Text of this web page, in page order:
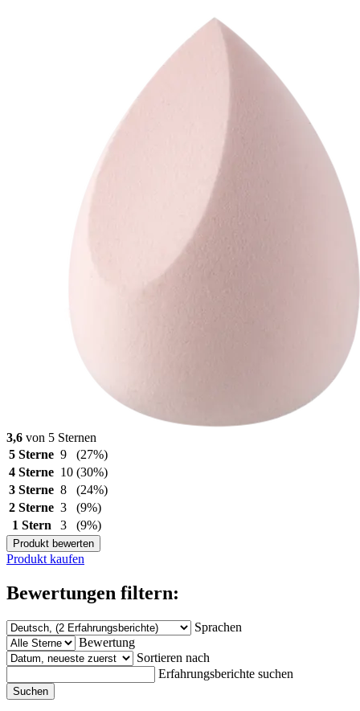
3,6 von 5 Sternen
5 Sterne 9
(27%)
4 Sterne 10 (30%)
3 Sterne 8
(24%)
2 Sterne 3
(9%)
1 Stern
3 (9%)
Produkt bewerten
Produkt kaufen
Bewertungen filtern:
Sprachen
Bewertung
Sortieren nach
Erfahrungsberichte suchen
Suchen